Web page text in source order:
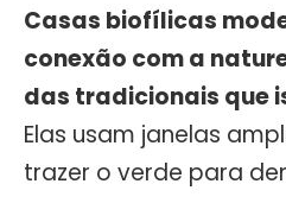
Casas biofílicas
conexão com a
das tradicionais que
Elas usam janelas
trazer o verde para